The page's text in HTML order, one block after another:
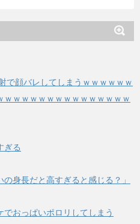
で顔バレしてしまうｗｗｗｗｗｗ
ｗｗｗｗｗｗｗｗｗｗｗｗｗｗｗ
ぎる
身長だと高すぎると感じる？」
でおっぱいポロリしてしまう